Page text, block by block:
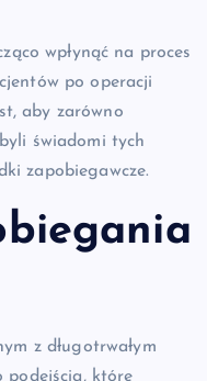
wpłynąć na proces
po operacji
aby zarówno
świadomi tych
zapobiegawcze.
z długotrwałym
podejścia, które